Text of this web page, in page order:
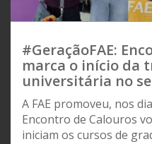
#GeraçãoFAE:
marca o início da
universitária no
A FAE promoveu, nos
Encontro de Calouros
iniciam os cursos de